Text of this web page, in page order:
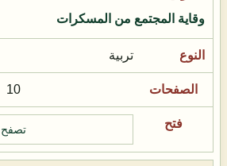
وقاية المجتمع من المسكرات
تربية
10
تصفح